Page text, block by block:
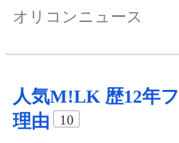
オリコンニュース
人気M!LK 歴12年
理由
10